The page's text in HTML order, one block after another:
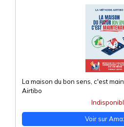
La maison du bon sens, c'est
Airtibo
Voir sur